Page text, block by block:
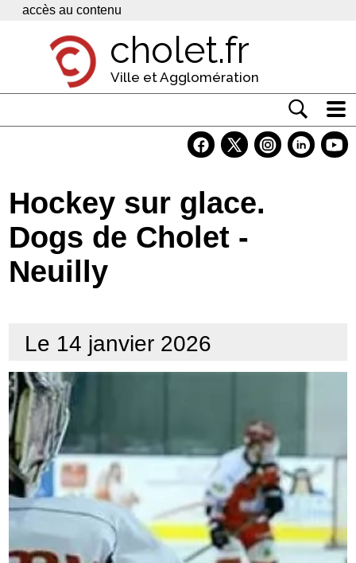
Panneau de gestion des cookies
accès au contenu
cholet.fr
Ville et Agglomération
Economie
Services
Contacts
Hockey sur glace.
Dogs de Cholet -
Neuilly
Le 14 janvier 2026